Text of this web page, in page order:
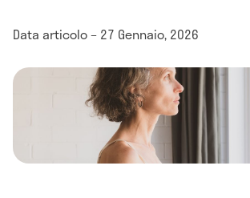
Data articolo – 27 Gennaio, 2026